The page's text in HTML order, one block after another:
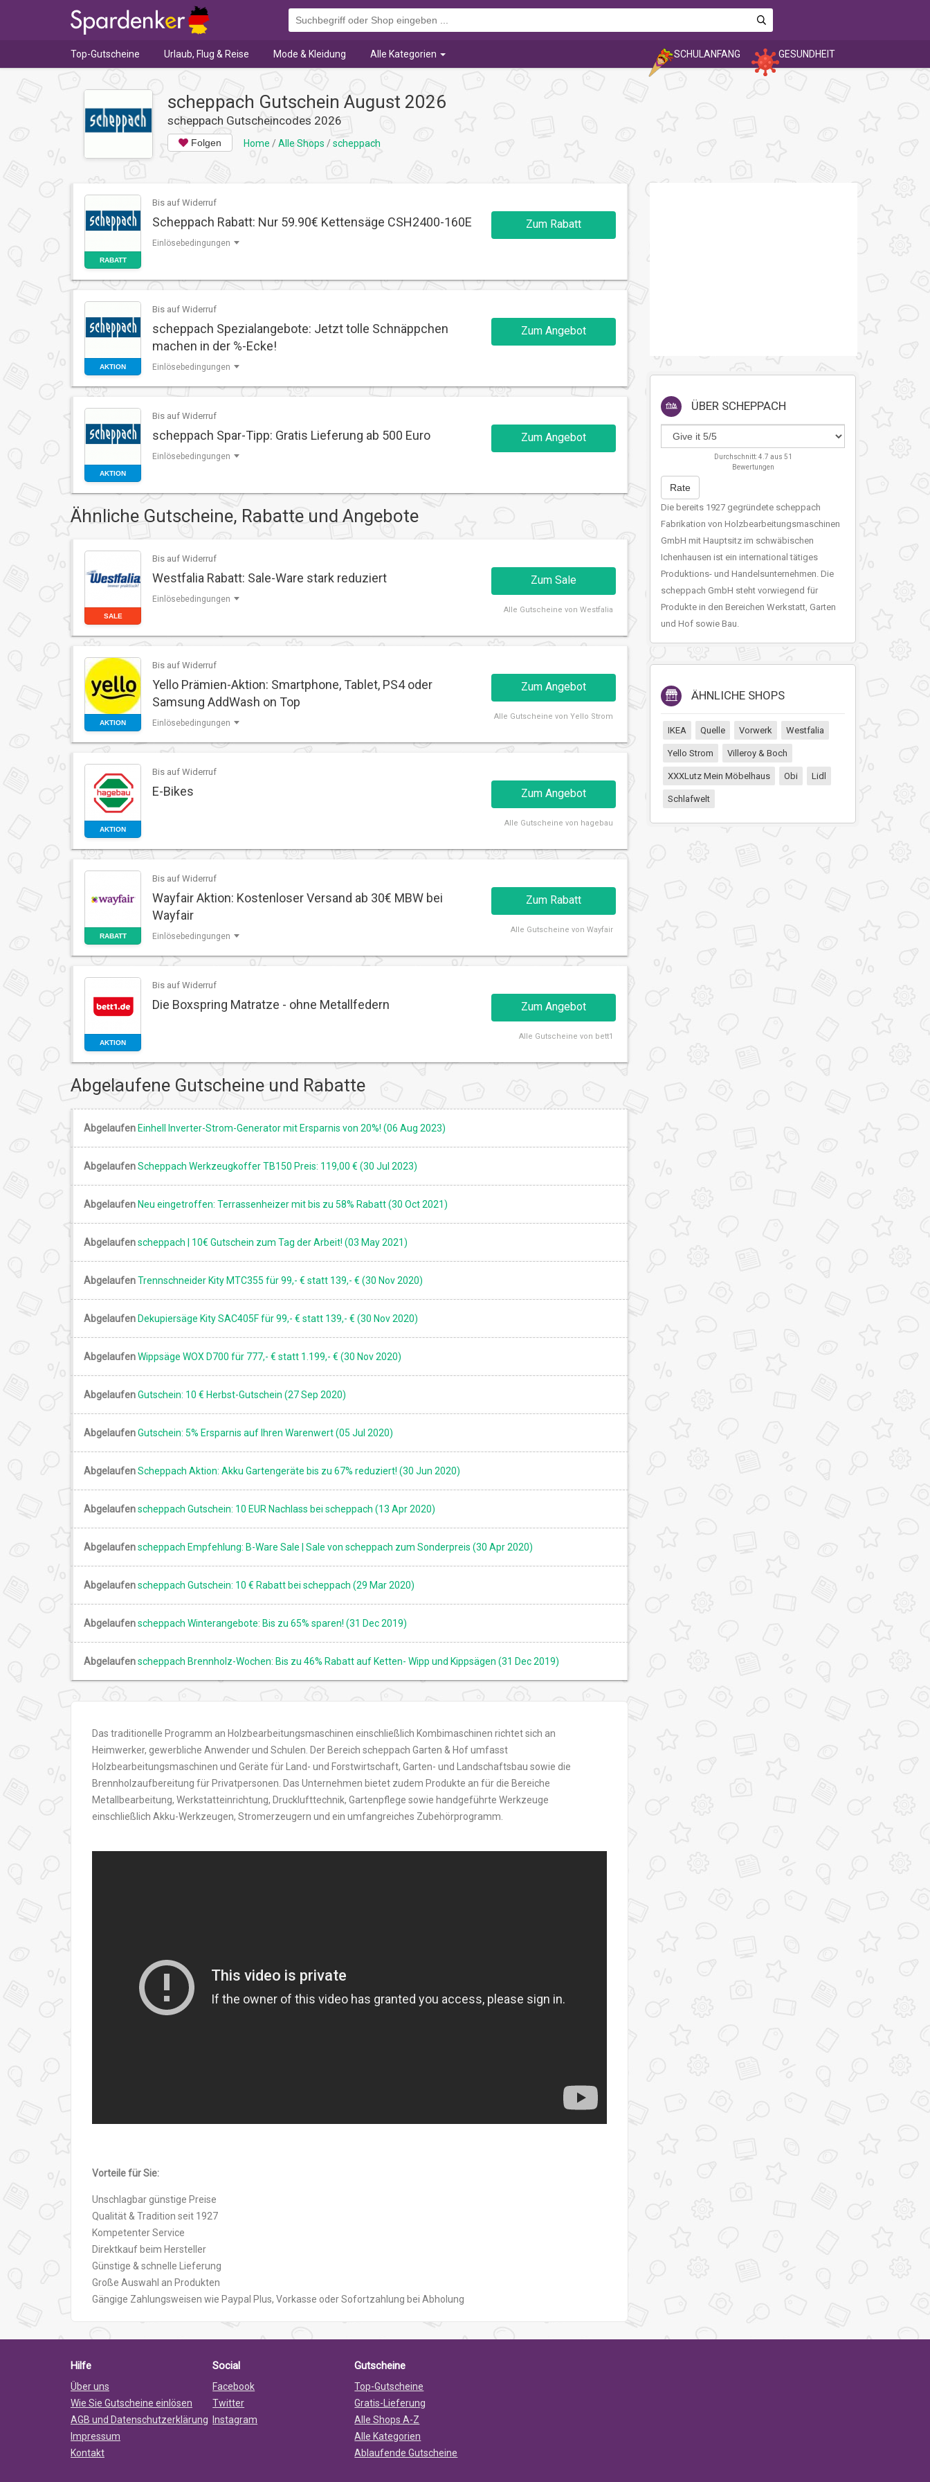
Top-Gutscheine Urlaub, Flug & Reise Mode & Kleidung Alle Kategorien GESUNDHEIT
SCHULANFANG
scheppach Gutschein August 2026
scheppach Gutscheincodes 2026
Folgen Home / Alle Shops / scheppach
RABATT
Bis auf Widerruf
Scheppach Rabatt: Nur 59.90€ Kettensäge CSH2400-160E
Einlösebedingungen
Zum Rabatt
AKTION
Bis auf Widerruf
scheppach Spezialangebote: Jetzt tolle Schnäppchen
machen in der %-Ecke!
Einlösebedingungen
Zum Angebot
AKTION
Bis auf Widerruf
scheppach Spar-Tipp: Gratis Lieferung ab 500 Euro
Einlösebedingungen
Zum Angebot
Ähnliche Gutscheine, Rabatte und Angebote
SALE
Bis auf Widerruf
Westfalia Rabatt: Sale-Ware stark reduziert
Einlösebedingungen
Zum Sale
Alle Gutscheine von Westfalia
AKTION
Bis auf Widerruf
Yello Prämien-Aktion: Smartphone, Tablet, PS4 oder
Samsung AddWash on Top
Einlösebedingungen
Zum Angebot
Alle Gutscheine von Yello Strom
AKTION
Bis auf Widerruf
E-Bikes Zum Angebot
Alle Gutscheine von hagebau
RABATT
Bis auf Widerruf
Wayfair Aktion: Kostenloser Versand ab 30€ MBW bei
Wayfair
Einlösebedingungen
Zum Rabatt
Alle Gutscheine von Wayfair
AKTION
Bis auf Widerruf
Die Boxspring Matratze - ohne Metallfedern Zum Angebot
Alle Gutscheine von bett1
Abgelaufene Gutscheine und Rabatte
Abgelaufen Einhell Inverter-Strom-Generator mit Ersparnis von 20%! (06 Aug 2023)
AbgelaufenScheppach Werkzeugkoffer TB150 Preis: 119,00 € (30 Jul 2023)
Abgelaufen Neu eingetroffen: Terrassenheizer mit bis zu 58% Rabatt (30 Oct 2021)
Abgelaufenscheppach | 10€ Gutschein zum Tag der Arbeit! (03 May 2021)
AbgelaufenTrennschneider Kity MTC355 für 99,- € statt 139,- € (30 Nov 2020)
Abgelaufen Dekupiersäge Kity SAC405F für 99,- € statt 139,- € (30 Nov 2020)
AbgelaufenWippsäge WOX D700 für 777,- € statt 1.199,- € (30 Nov 2020)
AbgelaufenGutschein: 10 € Herbst-Gutschein (27 Sep 2020)
AbgelaufenGutschein: 5% Ersparnis auf Ihren Warenwert (05 Jul 2020)
AbgelaufenScheppach Aktion: Akku Gartengeräte bis zu 67% reduziert! (30 Jun 2020)
Abgelaufenscheppach Gutschein: 10 EUR Nachlass bei scheppach (13 Apr 2020)
Abgelaufenscheppach Empfehlung: B-Ware Sale | Sale von scheppach zum Sonderpreis (30 Apr 2020)
Abgelaufenscheppach Gutschein: 10 € Rabatt bei scheppach (29 Mar 2020)
Abgelaufenscheppach Winterangebote: Bis zu 65% sparen! (31 Dec 2019)
Abgelaufenscheppach Brennholz-Wochen: Bis zu 46% Rabatt auf Ketten- Wipp und Kippsägen (31 Dec 2019)
ÜBER SCHEPPACH
Durchschnitt:4.7 aus 51
Bewertungen
Rate
Die bereits 1927 gegründete scheppach
Fabrikation von Holzbearbeitungsmaschinen
GmbH mit Hauptsitz im schwäbischen
Ichenhausen ist ein international tätiges
Produktions- und Handelsunternehmen. Die
scheppach GmbH steht vorwiegend für
Produkte in den Bereichen Werkstatt, Garten
und Hof sowie Bau.
ÄHNLICHE SHOPS
IKEA Quelle Vorwerk Westfalia
Yello Strom Villeroy & Boch
XXXLutz Mein Möbelhaus Obi Lidl
Schlafwelt
Das traditionelle Programm an Holzbearbeitungsmaschinen einschließlich Kombimaschinen richtet sich an
Heimwerker, gewerbliche Anwender und Schulen. Der Bereich scheppach Garten & Hof umfasst
Holzbearbeitungsmaschinen und Geräte für Land- und Forstwirtschaft, Garten- und Landschaftsbau sowie die
Brennholzaufbereitung für Privatpersonen. Das Unternehmen bietet zudem Produkte an für die Bereiche
Metallbearbeitung, Werkstatteinrichtung, Drucklufttechnik, Gartenpflege sowie handgeführte Werkzeuge
einschließlich Akku-Werkzeugen, Stromerzeugern und ein umfangreiches Zubehörprogramm.
Vorteile für Sie:
Unschlagbar günstige Preise
Qualität & Tradition seit 1927
Kompetenter Service
Direktkauf beim Hersteller
Günstige & schnelle Lieferung
Große Auswahl an Produkten
Gängige Zahlungsweisen wie Paypal Plus, Vorkasse oder Sofortzahlung bei Abholung
Hilfe
Über uns
Wie Sie Gutscheine einlösen
AGB und Datenschutzerklärung
Impressum
Kontakt
Social
Facebook
Twitter
Instagram
Gutscheine
Top-Gutscheine
Gratis-Lieferung
Alle Shops A-Z
Alle Kategorien
Ablaufende Gutscheine